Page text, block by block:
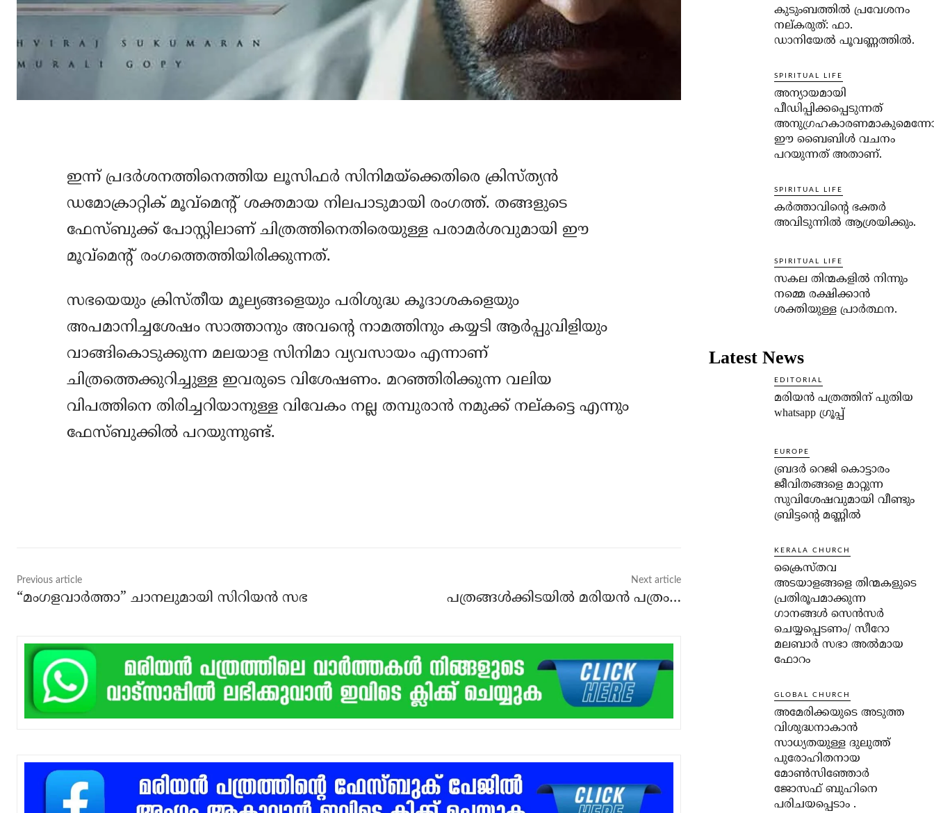
ഇന്ന് പ്രദര്‍ശനത്തിനെത്തിയ ലൂസിഫര്‍ സിനിമയ്‌ക്കെതിരെ ക്രിസ്ത്യന്‍
ഡമോക്രാറ്റിക് മൂവ്‌മെന്റ് ശക്തമായ നിലപാടുമായി രംഗത്ത്. തങ്ങളുടെ
ഫേസ്ബുക്ക് പോസ്റ്റിലാണ് ചിത്രത്തിനെതിരെയുള്ള പരാമര്‍ശവുമായി ഈ
മൂവ്‌മെന്റ് രംഗത്തെത്തിയിരിക്കുന്നത്.
സഭയെയും ക്രിസ്തീയ മൂല്യങ്ങളെയും പരിശുദ്ധ കൂദാശകളെയും
അപമാനിച്ചശേഷം സാത്താനും അവന്റെ നാമത്തിനും കയ്യടി ആര്‍പ്പുവിളിയും
വാങ്ങികൊടുക്കുന്ന മലയാള സിനിമാ വ്യവസായം എന്നാണ്
ചിത്രത്തെക്കുറിച്ചുള്ള ഇവരുടെ വിശേഷണം. മറഞ്ഞിരിക്കുന്ന വലിയ
വിപത്തിനെ തിരിച്ചറിയാനുള്ള വിവേകം നല്ല തമ്പുരാന്‍ നമുക്ക് നല്കട്ടെ എന്നും
ഫേസ്ബുക്കില്‍ പറയുന്നുണ്ട്.
Previous article
“മംഗളവാര്‍ത്താ” ചാനലുമായി സിറിയന്‍ സഭ
Next article
പത്രങ്ങള്‍ക്കിടയില്‍ മരിയന്‍ പത്രം…
കുടുംബത്തില്‍ പ്രവേശനം
നല്കരുത്: ഫാ.
ഡാനിയേല്‍ പൂവണ്ണത്തില്‍.
SPIRITUAL LIFE
അന്യായമായി
പീഡിപ്പിക്കപ്പെടുന്നത്
ഈ ബൈബിള്‍ വചനം
പറയുന്നത് അതാണ്.
SPIRITUAL LIFE
കര്‍ത്താവിന്റെ ഭക്തര്‍
അവിടുന്നില്‍ ആശ്രയിക്കും.
SPIRITUAL LIFE
സകല തിന്മകളില്‍ നിന്നും
നമ്മെ രക്ഷിക്കാന്‍
ശക്തിയുള്ള പ്രാര്‍ത്ഥന.
Latest News
EDITORIAL
മരിയൻ പത്രത്തിന് പുതിയ
whatsapp ഗ്രൂപ്പ്
EUROPE
ബ്രദർ റെജി കൊട്ടാരം
ജീവിതങ്ങളെ മാറ്റുന്ന
സുവിശേഷവുമായി വീണ്ടും
ബ്രിട്ടന്റെ മണ്ണിൽ
KERALA CHURCH
ക്രൈസ്തവ
അടയാളങ്ങളെ തിന്മകളുടെ
പ്രതിരൂപമാക്കുന്ന
ഗാനങ്ങൾ സെൻസർ
ചെയ്യപ്പെടണം/ സീറോ
മലബാർ സഭാ അൽമായ
ഫോറം
GLOBAL CHURCH
അമേരിക്കയുടെ അടുത്ത
വിശുദ്ധനാകാൻ
സാധ്യതയുള്ള ദുലുത്ത്
പുരോഹിതനായ
മോൺസിഞ്ഞോർ
ജോസഫ് ബുഹിനെ
പരിചയപ്പെടാം .